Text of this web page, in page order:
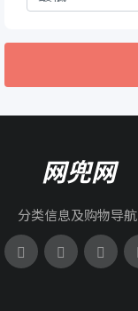
网兜网
分类信息及购物导航